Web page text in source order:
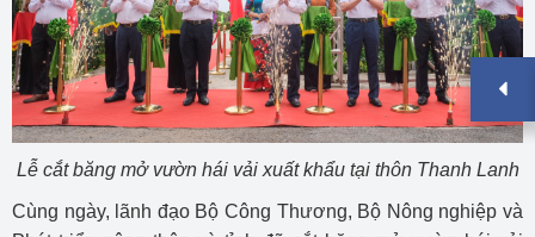
Lễ cắt băng mở vườn hái vải xuất khẩu tại thôn Thanh Lanh
Cùng ngày, lãnh đạo Bộ Công Thương, Bộ Nông nghiệp và